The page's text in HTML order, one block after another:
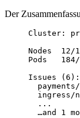
Der
Cluster:
Nodes
Pods
Issues (6):
ingress/
...
…and 1